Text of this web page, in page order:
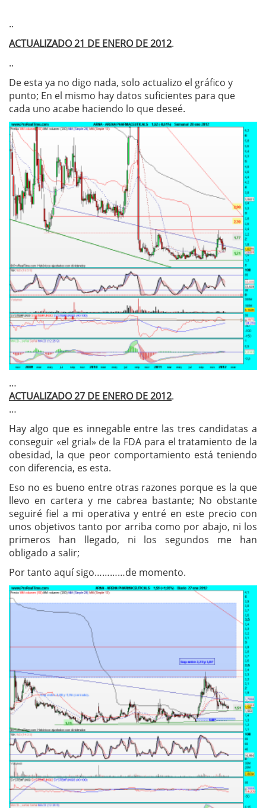
..
ACTUALIZADO 21 DE ENERO DE 2012.
..
De esta ya no digo nada, solo actualizo el gráfico y
punto; En el mismo hay datos suficientes para que
cada uno acabe haciendo lo que deseé.
…
ACTUALIZADO 27 DE ENERO DE 2012.
…
Hay algo que es innegable entre las tres candidatas a
conseguir «el grial» de la FDA para el tratamiento de la
obesidad, la que peor comportamiento está teniendo
con diferencia, es esta.
Eso no es bueno entre otras razones porque es la que
llevo en cartera y me cabrea bastante; No obstante
seguiré fiel a mi operativa y entré en este precio con
unos objetivos tanto por arriba como por abajo, ni los
primeros han llegado, ni los segundos me han
obligado a salir;
Por tanto aquí sigo…………de momento.